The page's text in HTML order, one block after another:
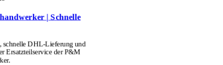
| Schnelle
schnelle DHL-Lieferung und
Ersatzteilservice der P&M